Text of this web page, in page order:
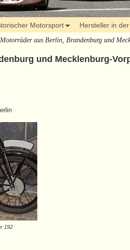
Motorsport Hersteller in der
Motorräder aus Berlin, Brandenburg und
und Mecklenburg-
192